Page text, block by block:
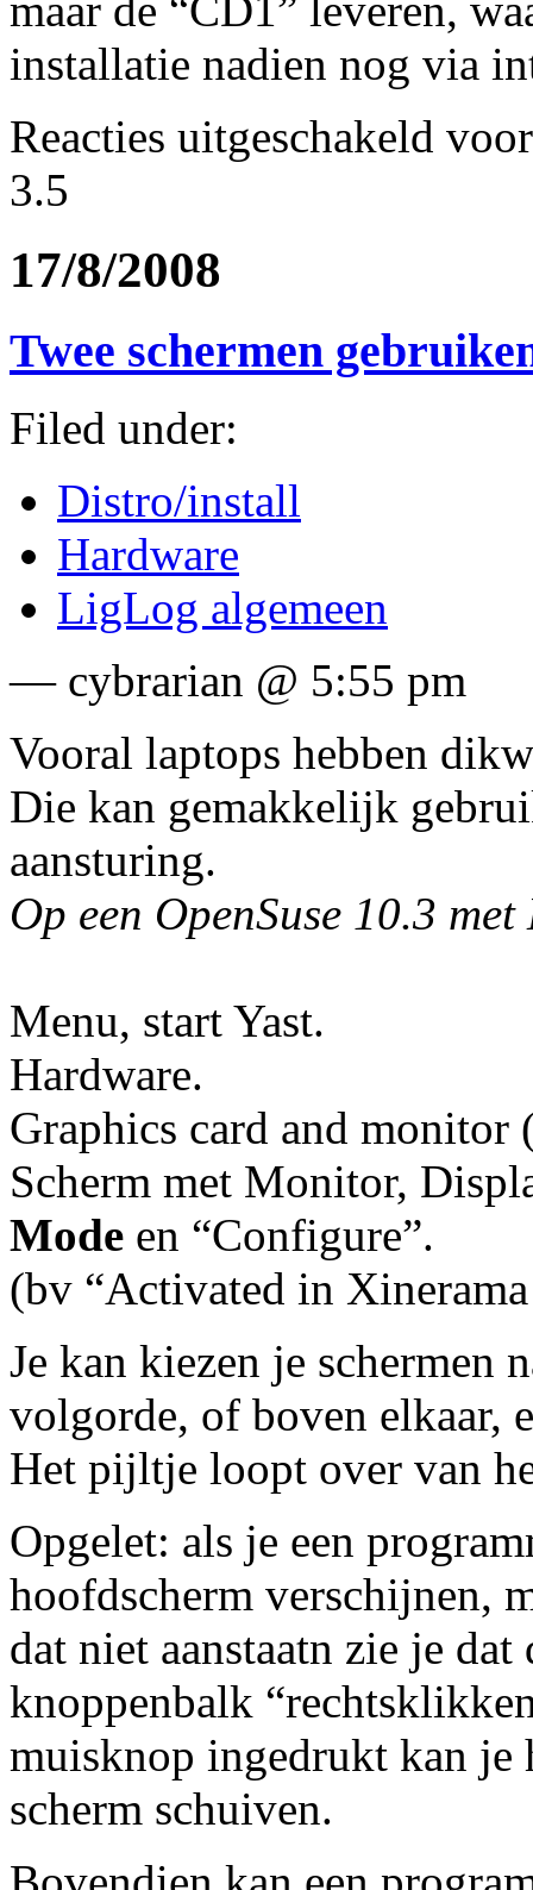
installatie nadien nog via
Reacties uitgeschakeld
3.5
17/8/2008
Twee schermen
Filed under:
Distro/install
Hardware
LigLog algemeen
— cybrarian @ 5:55 pm
Vooral laptops hebben
Die kan gemakkelijk
aansturing.
Op een OpenSuse 10.3
Menu, start Yast.
Hardware.
Graphics card and monitor
Scherm met Monitor,
Mode en “Configure”.
(bv “Activated in
Je kan kiezen je schermen
volgorde, of boven elkaar,
Het pijltje loopt over van
Opgelet: als je een
hoofdscherm verschijnen,
dat niet aanstaatn zie je
knoppenbalk
muisknop ingedrukt kan je
scherm schuiven.